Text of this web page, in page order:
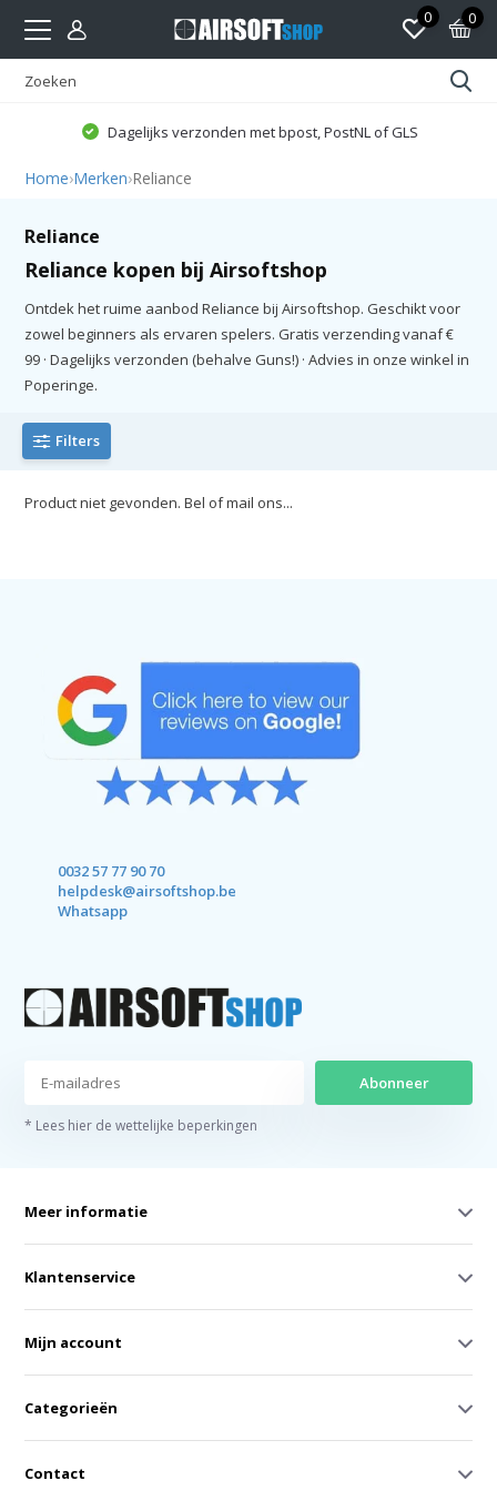
0 0
Dagelijks verzonden met bpost, PostNL of GLS
Home›Merken›Reliance
Reliance
Reliance kopen bij Airsoftshop
Ontdek het ruime aanbod Reliance bij Airsoftshop. Geschikt voor
zowel beginners als ervaren spelers. Gratis verzending vanaf €
99 · Dagelijks verzonden (behalve Guns!) · Advies in onze winkel in
Poperinge.
Filters
Product niet gevonden. Bel of mail ons...
0032 57 77 90 70
helpdesk@airsoftshop.be
Whatsapp
Abonneer
* Lees hier de wettelijke beperkingen
Meer informatie
Klantenservice
Mijn account
Categorieën
Contact